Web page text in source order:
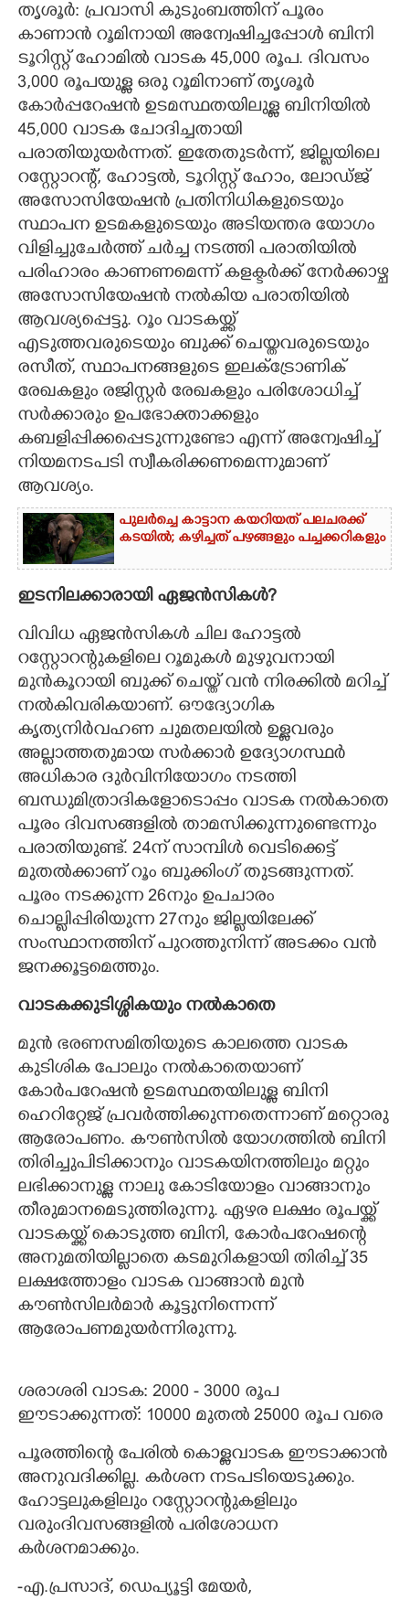
ZOOM
CONTACT US
തൃശൂർ: പ്രവാസി കുടുംബത്തിന് പൂരം
കാണാൻ റൂമിനായി അന്വേഷിച്ചപ്പോൾ ബിനി
ടൂറിസ്റ്റ് ഹോമിൽ വാടക 45,000 രൂപ. ദിവസം
3,000 രൂപയുള്ള ഒരു റൂമിനാണ് തൃശൂർ
കോർപ്പറേഷൻ ഉടമസ്ഥതയിലുള്ള ബിനിയിൽ
45,000 വാടക ചോദിച്ചതായി
പരാതിയുയർന്നത്. ഇതേതുടർന്ന്, ജില്ലയിലെ
റസ്റ്റോറന്റ്, ഹോട്ടൽ, ടൂറിസ്റ്റ് ഹോം, ലോഡ്ജ്
അസോസിയേഷൻ പ്രതിനിധികളുടെയും
സ്ഥാപന ഉടമകളുടെയും അടിയന്തര യോഗം
വിളിച്ചുചേർത്ത് ചർച്ച നടത്തി പരാതിയിൽ
പരിഹാരം കാണണമെന്ന് കളക്ടർക്ക് നേർക്കാഴ്ച
അസോസിയേഷൻ നൽകിയ പരാതിയിൽ
ആവശ്യപ്പെട്ടു. റൂം വാടകയ്ക്ക്
എടുത്തവരുടെയും ബുക്ക് ചെയ്തവരുടെയും
രസീത്, സ്ഥാപനങ്ങളുടെ ഇലക്ട്രോണിക്
രേഖകളും രജിസ്റ്റർ രേഖകളും പരിശോധിച്ച്
സർക്കാരും ഉപഭോക്താക്കളും
കബളിപ്പിക്കപ്പെടുന്നുണ്ടോ എന്ന് അന്വേഷിച്ച്
നിയമനടപടി സ്വീകരിക്കണമെന്നുമാണ്
ആവശ്യം.
പുലർച്ചെ കാട്ടാന കയറിയത് പലചരക്ക്
കടയിൽ; കഴിച്ചത് പഴങ്ങളും പച്ചക്കറികളും
ഇടനിലക്കാരായി ഏജൻസികൾ?
വിവിധ ഏജൻസികൾ ചില ഹോട്ടൽ
റസ്റ്റോറന്റുകളിലെ റൂമുകൾ മുഴുവനായി
മുൻകൂറായി ബുക്ക് ചെയ്ത് വൻ നിരക്കിൽ മറിച്ച്
നൽകിവരികയാണ്. ഔദ്യോഗിക
കൃത്യനിർവഹണ ചുമതലയിൽ ഉള്ളവരും
അല്ലാത്തതുമായ സർക്കാർ ഉദ്യോഗസ്ഥർ
അധികാര ദുർവിനിയോഗം നടത്തി
ബന്ധുമിത്രാദികളോടൊപ്പം വാടക നൽകാതെ
പൂരം ദിവസങ്ങളിൽ താമസിക്കുന്നുണ്ടെന്നും
പരാതിയുണ്ട്. 24ന് സാമ്പിൾ വെടിക്കെട്ട്
മുതൽക്കാണ് റൂം ബുക്കിംഗ് തുടങ്ങുന്നത്.
പൂരം നടക്കുന്ന 26നും ഉപചാരം
ചൊല്ലിപ്പിരിയുന്ന 27നും ജില്ലയിലേക്ക്
സംസ്ഥാനത്തിന് പുറത്തുനിന്ന് അടക്കം വൻ
ജനക്കൂട്ടമെത്തും.
വാടകക്കുടിശ്ശികയും നൽകാതെ
മുൻ ഭരണസമിതിയുടെ കാലത്തെ വാടക
കുടിശിക പോലും നൽകാതെയാണ്
കോർപറേഷൻ ഉടമസ്ഥതയിലുള്ള ബിനി
ഹെറിറ്റേജ് പ്രവർത്തിക്കുന്നതെന്നാണ് മറ്റൊരു
ആരോപണം. കൗൺസിൽ യോഗത്തിൽ ബിനി
തിരിച്ചുപിടിക്കാനും വാടകയിനത്തിലും മറ്റും
ലഭിക്കാനുള്ള നാലു കോടിയോളം വാങ്ങാനും
തീരുമാനമെടുത്തിരുന്നു. ഏഴര ലക്ഷം രൂപയ്ക്ക്
വാടകയ്ക്ക് കൊടുത്ത ബിനി, കോർപറേഷന്റെ
അനുമതിയില്ലാതെ കടമുറികളായി തിരിച്ച് 35
ലക്ഷത്തോളം വാടക വാങ്ങാൻ മുൻ
കൗൺസിലർമാർ കൂട്ടുനിന്നെന്ന്
ആരോപണമുയർന്നിരുന്നു.
ശരാശരി വാടക: 2000 - 3000 രൂപ
ഈടാക്കുന്നത്: 10000 മുതൽ 25000 രൂപ വരെ
പൂരത്തിന്റെ പേരിൽ കൊള്ളവാടക ഈടാക്കാൻ
അനുവദിക്കില്ല. കർശന നടപടിയെടുക്കും.
ഹോട്ടലുകളിലും റസ്റ്റോറന്റുകളിലും
വരുംദിവസങ്ങളിൽ പരിശോധന
കർശനമാക്കും.
-എ.പ്രസാദ്, ഡെപ്യൂട്ടി മേയർ,